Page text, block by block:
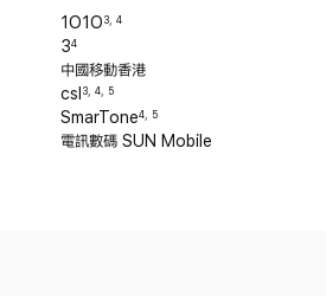
1O1O 3 4
34
中國移動香港
csl
3 4 5
SmarTone4 5
電訊數碼 SUN Mobile